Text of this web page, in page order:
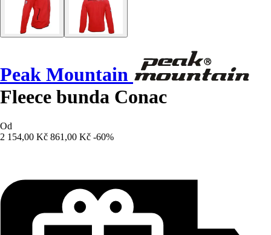
Peak Mountain
Fleece bunda Conac
Od
2 154,00 Kč 861,00 Kč -60%